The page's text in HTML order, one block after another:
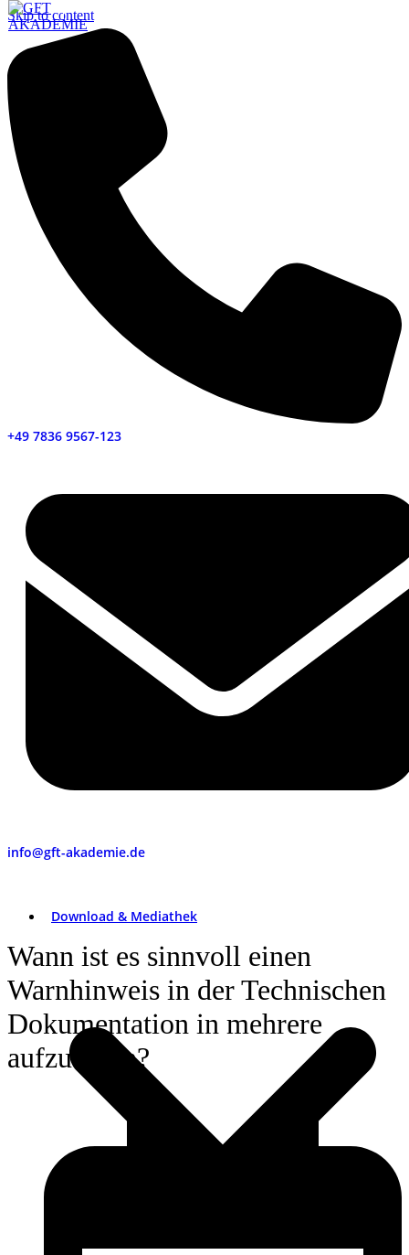
Skip to content
+49 7836 9567-123
info@gft-akademie.de
Download & Mediathek
Wann ist es sinnvoll einen
Warnhinweis in der Technischen
Dokumentation in mehrere
aufzuteilen?